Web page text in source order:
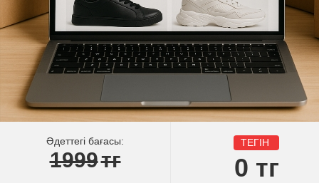
Әдеттегі бағасы:
1999тг
ТЕГІН
0 тг